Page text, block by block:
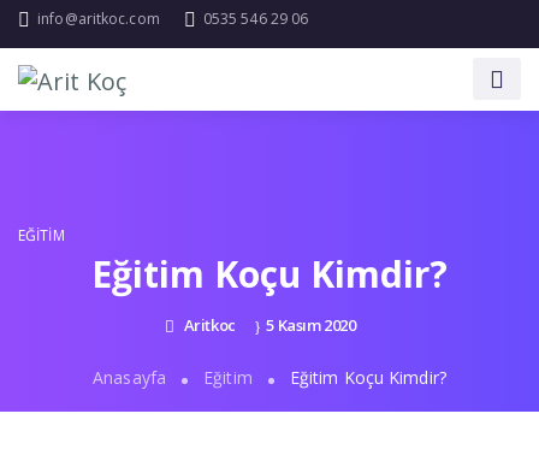
info@aritkoc.com 0535 546 29 06
EĞITIM
Eğitim Koçu Kimdir?
Aritkoc 5 Kasım 2020
Anasayfa Eğitim Eğitim Koçu Kimdir?